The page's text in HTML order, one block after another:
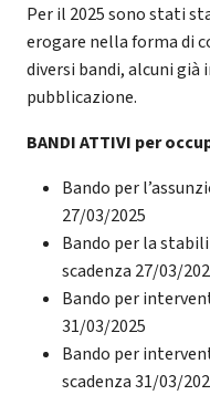
Per il 2025 sono stati
erogare nella forma di
diversi bandi, alcuni già
pubblicazione.
BANDI ATTIVI per
Bando per
27/03/2025
Bando per la
scadenza 27/03/
Bando per
31/03/2025
Bando per
scadenza 31/03/